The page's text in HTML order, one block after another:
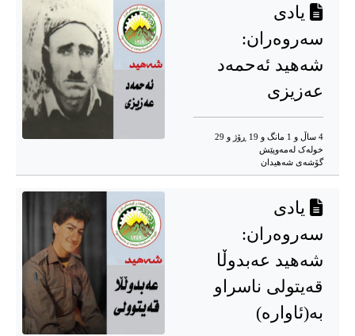
یادی
سەروەران:
شەهید ئەحمەد
عەزیزی
4 ساڵ و 1 مانگ و 19 ڕۆژ و 29
خوله‌ک له‌مه‌وپێش‌
گۆشه‌ی شه‌هیدان
یادی
سەروەران:
شەهید عەبدوڵا
قەیتولی ناسراو
بە(ئاوارە)